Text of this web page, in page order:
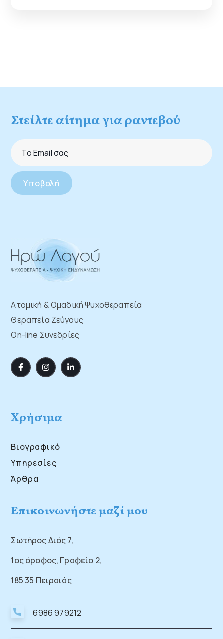
Στείλτε αίτημα για ραντεβού
Ατομική & Ομαδική Ψυχοθεραπεία
Θεραπεία Ζεύγους
On-line Συνεδρίες
Χρήσιμα
Βιογραφικό
Υπηρεσίες
Άρθρα
Επικοινωνήστε μαζί μου
Σωτήρος Διός 7,
1ος όροφος, Γραφείο 2,
185 35 Πειραιάς
6986 979212